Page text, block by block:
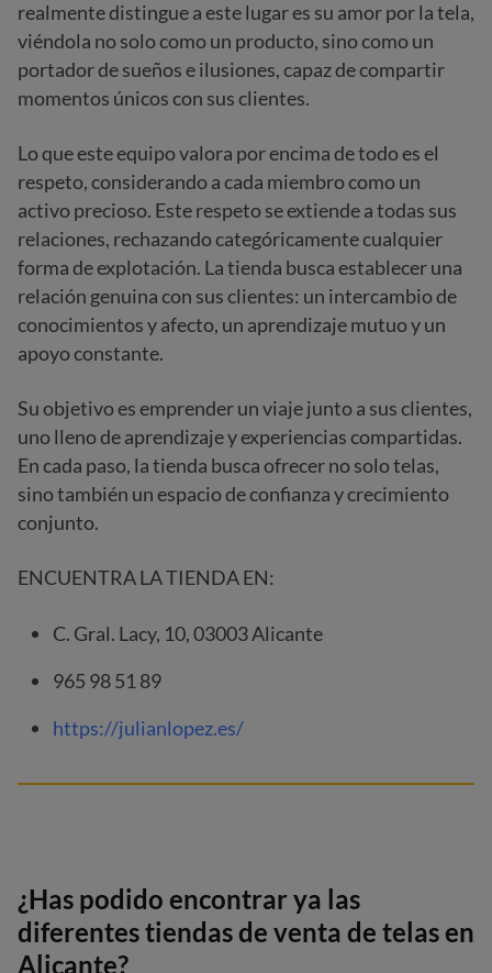
realmente distingue a este lugar es su amor por la tela,
viéndola no solo como un producto, sino como un
portador de sueños e ilusiones, capaz de compartir
momentos únicos con sus clientes.
Lo que este equipo valora por encima de todo es el
respeto, considerando a cada miembro como un
activo precioso. Este respeto se extiende a todas sus
relaciones, rechazando categóricamente cualquier
forma de explotación. La tienda busca establecer una
relación genuina con sus clientes: un intercambio de
conocimientos y afecto, un aprendizaje mutuo y un
apoyo constante.
Su objetivo es emprender un viaje junto a sus clientes,
uno lleno de aprendizaje y experiencias compartidas.
En cada paso, la tienda busca ofrecer no solo telas,
sino también un espacio de confianza y crecimiento
conjunto.
ENCUENTRA LA TIENDA EN:
C. Gral. Lacy, 10, 03003 Alicante
965 98 51 89
https://julianlopez.es/
¿Has podido encontrar ya las
diferentes tiendas de venta de telas en
Alicante?